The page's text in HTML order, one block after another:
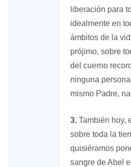
liberación para
idealmente en
ámbitos de la
prójimo, sobre
del cuerno
ninguna
mismo Padre,
3. También hoy,
sobre toda la
quisiéramos
sangre de Abel